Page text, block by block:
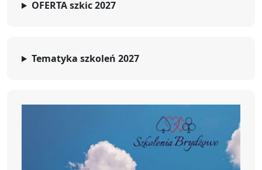
OFERTA szkic 2027
Tematyka szkoleń 2027